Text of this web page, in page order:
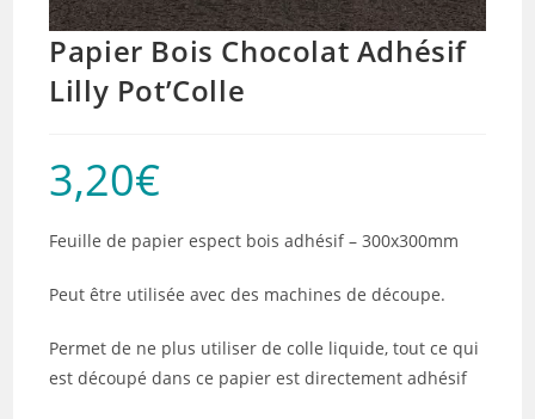
Papier Bois Chocolat Adhésif
Lilly Pot’Colle
3,20€
Feuille de papier espect bois adhésif – 300x300mm
Peut être utilisée avec des machines de découpe.
Permet de ne plus utiliser de colle liquide, tout ce qui
est découpé dans ce papier est directement adhésif